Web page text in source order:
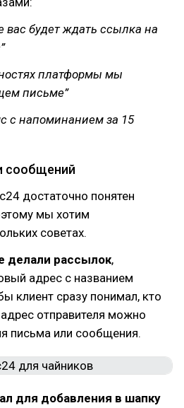
будет ждать ссылка на
платформы мы
письме”
с напоминанием за 15
сообщений
достаточно понятен
мы хотим
советах.
делали рассылок,
адрес с названием
клиент сразу понимал, кто
отправителя можно
письма или сообщения.
для добавления в шапку